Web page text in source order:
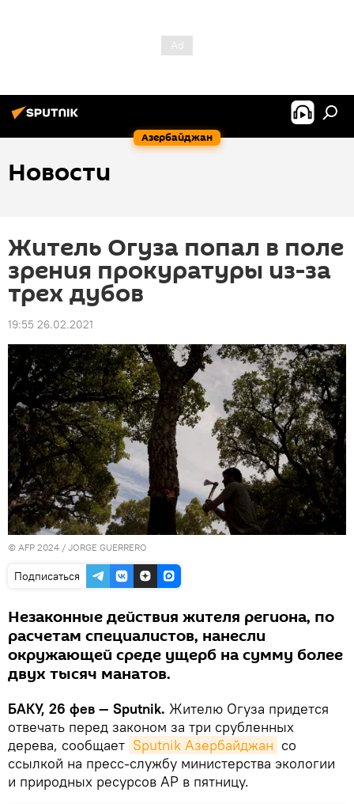
Азербайджан
Новости
Житель Огуза попал в поле
зрения прокуратуры из-за
трех дубов
19:55 26.02.2021
© AFP 2024 / JORGE GUERRERO
Подписаться
Незаконные действия жителя региона, по
расчетам специалистов, нанесли
окружающей среде ущерб на сумму более
двух тысяч манатов.
БАКУ, 26 фев — Sputnik. Жителю Огуза придется
отвечать перед законом за три срубленных
дерева, сообщает Sputnik Азербайджан со
ссылкой на пресс-службу министерства экологии
и природных ресурсов АР в пятницу.